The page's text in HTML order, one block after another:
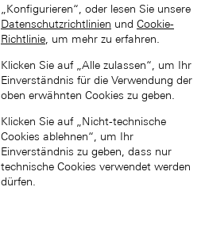
„Konfigurieren“, oder lesen Sie unsere
Datenschutzrichtlinien und Cookie-
Richtlinie , um mehr zu erfahren.
Klicken Sie auf „Alle zulassen“, um Ihr
Einverständnis für die Verwendung der
oben erwähnten Cookies zu geben.
Klicken Sie auf „Nicht-technische
Cookies ablehnen“, um Ihr
Einverständnis zu geben, dass nur
technische Cookies verwendet werden
dürfen.